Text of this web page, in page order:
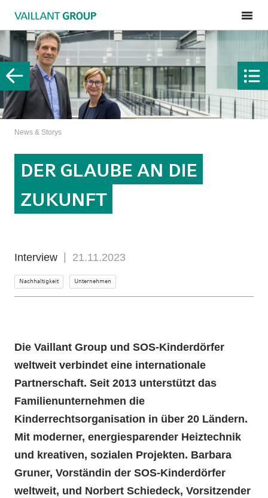
News & Storys
DER GLAUBE AN DIE
ZUKUNFT
Interview 21.11.2023
Nachhaltigkeit Unternehmen
Die Vaillant Group und SOS-Kinderdörfer
weltweit verbindet eine internationale
Partnerschaft. Seit 2013 unterstützt das
Familienunternehmen die
Kinderrechtsorganisation in über 20 Ländern.
Mit moderner, energiesparender Heiztechnik
und kreativen, sozialen Projekten. Barbara
Gruner, Vorständin der SOS-Kinderdörfer
weltweit, und Norbert Schiedeck, Vorsitzender